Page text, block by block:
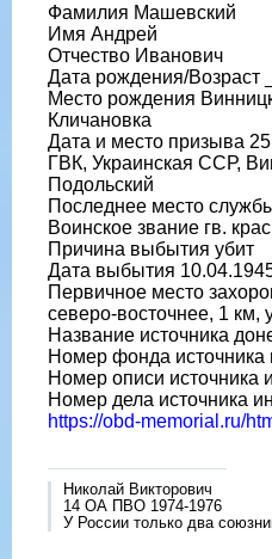
Фамилия Машевский
Имя Андрей
Отчество Иванович
Дата рождения/Возраст
Место рождения
Кличановка
Дата и место призыва
ГВК, Украинская ССР,
Подольский
Последнее место
Воинское звание гв.
Причина выбытия убит
Дата выбытия
Первичное место
северо-восточнее, 1 км,
Название источника
Номер фонда
Номер описи источника
Номер дела источника
https://obd-memorial.ru/
Николай Викторович
14 ОА ПВО 1974-1976
У России только два